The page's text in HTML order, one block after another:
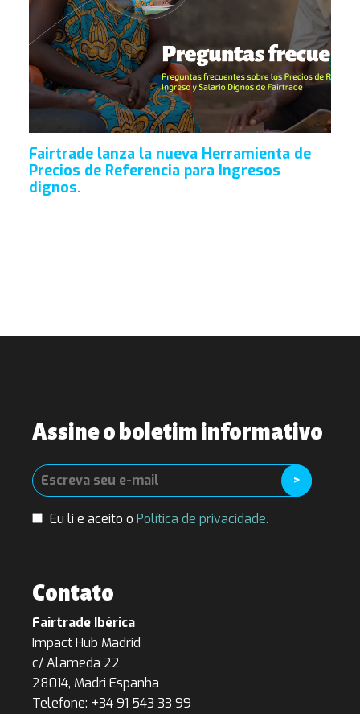
Fairtrade lanza la nueva Herramienta de
Precios de Referencia para Ingresos
dignos.
Assine o boletim informativo
Eu li e aceito o Política de privacidade.
Contato
Fairtrade Ibérica
Impact Hub Madrid
c/ Alameda 22
28014, Madri Espanha
Telefone: +34 91 543 33 99